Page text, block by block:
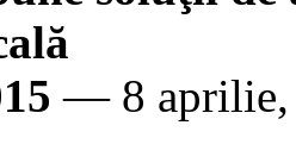
— 8 aprilie,